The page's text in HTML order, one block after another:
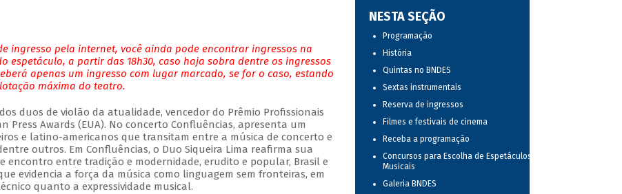
ingresso pela internet, você ainda pode encontrar ingressos na
espetáculo, a partir das 18h30, caso haja sobra dentre os ingressos
apenas um ingresso com lugar marcado, se for o caso, estando
máxima do teatro.
duos de violão da atualidade, vencedor do Prêmio Profissionais
Awards (EUA). No concerto Confluências, apresenta um
e latino-americanos que transitam entre a música de concerto e
outros. Em Confluências, o Duo Siqueira Lima reafirma sua
entre tradição e modernidade, erudito e popular, Brasil e
evidencia a força da música como linguagem sem fronteiras, em
quanto a expressividade musical.
NESTA SEÇÃO
Programação
História
Quintas no BNDES
Sextas instrumentais
Reserva de ingressos
Filmes e festivais de cinema
Receba a programação
Concursos para Escolha de Espetáculos
Musicais
Galeria BNDES